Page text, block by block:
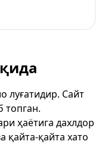
луғатидир. Сайт
топган.
ҳаётига дахлдор
қайта-қайта хато